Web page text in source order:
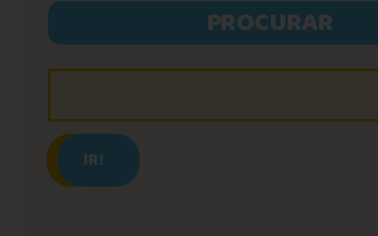
PROCURAR
IR!